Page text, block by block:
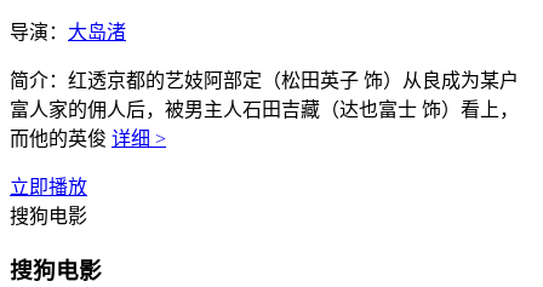
导演： 大岛渚
简介： 红透京都的艺妓阿部定（松田英子 饰）从良成为某户
富人家的佣人后，被男主人石田吉藏（达也富士 饰）看上，
而他的英俊 详细 >
立即播放
搜狗电影
搜狗电影